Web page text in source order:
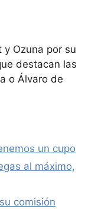
y Ozuna por su
destacan las
o Álvaro de
un cupo
al máximo,
comisión